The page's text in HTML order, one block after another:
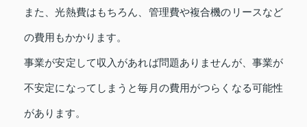
また、光熱費はもちろん、管理費や複合機のリースなど
の費用もかかります。
事業が安定して収入があれば問題ありませんが、事業が
不安定になってしまうと毎月の費用がつらくなる可能性
があります。